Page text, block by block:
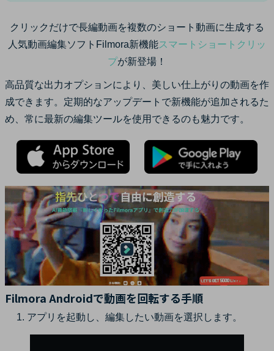
クリックだけで長編動画を複数のショート動画に生成する
人気動画編集ソフトFilmora新機能スマートショートクリッ
プが新登場！
高品質な出力オプションにより、美しい仕上がりの動画を作
成できます。定期的なアップデートで新機能が追加されるた
め、常に最新の編集ツールを使用できるのも魅力です。
Filmora Androidで動画を回転する手順
アプリを起動し、編集したい動画を選択します。